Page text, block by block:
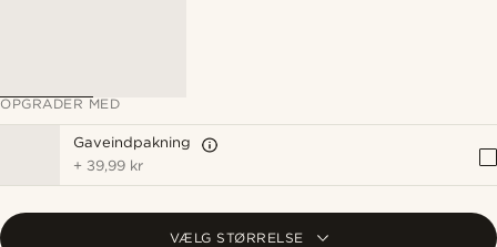
OPGRADER MED
Gaveindpakning
+ 39,99 kr
VÆLG STØRRELSE